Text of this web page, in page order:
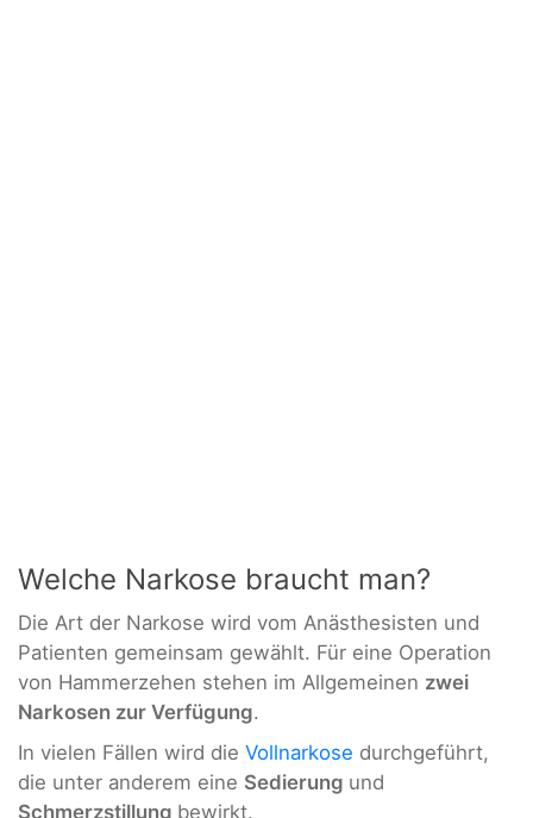
Welche Narkose braucht man?
Die Art der Narkose wird vom Anästhesisten und
Patienten gemeinsam gewählt. Für eine Operation
von Hammerzehen stehen im Allgemeinen zwei
Narkosen zur Verfügung.
In vielen Fällen wird die Vollnarkose durchgeführt,
die unter anderem eine Sedierung und
Schmerzstillung bewirkt.